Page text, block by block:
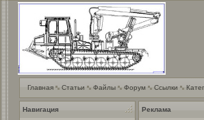
Главная Статьи Файлы Форум Ссылки
Навигация
Реклама